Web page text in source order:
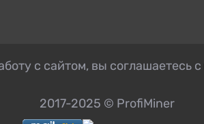
с сайтом, вы соглашаетесь с
2017-2025 © ProfiMiner